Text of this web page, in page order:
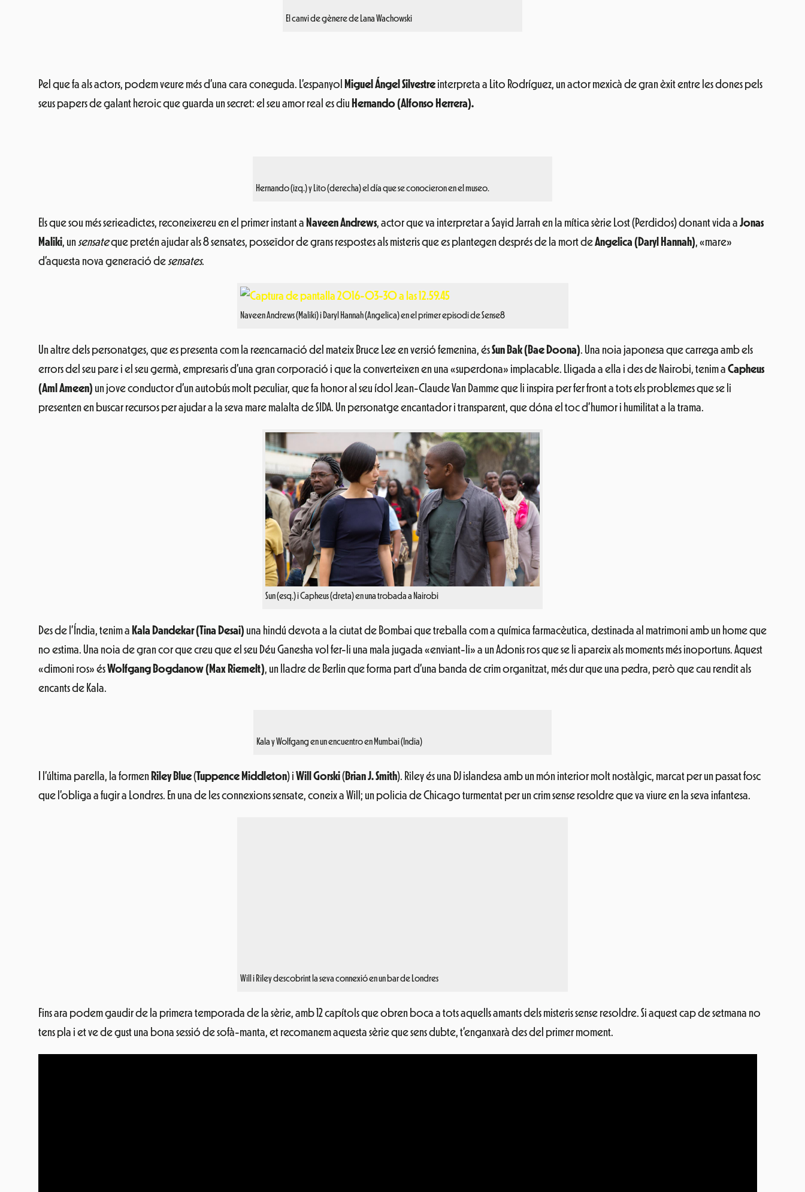
El canvi de gènere de Lana Wachowski
Pel que fa als actors, podem veure més d’una cara coneguda. L’espanyol Miguel Ángel Silvestreinterpreta a Lito Rodríguez, un actor mexicà de gran èxit entre les dones pels
seus papers de galant heroic que guarda un secret: el seu amor real es diu Hernando (Alfonso Herrera).
Hernando (izq.) y Lito (derecha) el día que se conocieron en el museo.
Els que sou més serieadictes, reconeixereu en el primer instant a Naveen Andrews, actor que va interpretar a Sayid Jarrah en la mítica sèrie Lost (Perdidos) donant vida a Jonas
Maliki, unsensateque pretén ajudar als 8 sensates, posseïdor de grans respostes als misteris que es plantegen després de la mort deAngelica (Daryl Hannah), «mare»
d’aquesta nova generació desensates.
Naveen Andrews (Maliki) i Daryl Hannah (Angelica) en el primer episodi de Sense8
Un altre dels personatges, que es presenta com la reencarnació del mateix Bruce Lee en versió femenina, ésSun Bak (Bae Doona). Una noia japonesa que carrega amb els
errors del seu pare i el seu germà, empresaris d’una gran corporació i que la converteixen en una «superdona» implacable. Lligada a ella i des de Nairobi, tenim a Capheus
(Aml Ameen) un jove conductor d’un autobús molt peculiar, que fa honor al seu ídol Jean-Claude Van Damme que li inspira per fer front a tots els problemes que se li
presenten en buscar recursos per ajudar a la seva mare malalta de SIDA. Un personatge encantador i transparent, que dóna el toc d’humor i humilitat a la trama.
Sun (esq.) i Capheus (dreta) en una trobada a Nairobi
Des de l’Índia, tenim a Kala Dandekar (Tina Desai) una hindú devota a la ciutat de Bombai que treballa com a química farmacèutica, destinada al matrimoni amb un home que
no estima. Una noia de gran cor que creu que el seu Déu Ganesha vol fer-li una mala jugada «enviant-li» a un Adonis ros que se li apareix als moments més inoportuns. Aquest
«dimoni ros» ésWolfgang Bogdanow (Max Riemelt), un lladre de Berlin que forma part d’una banda de crim organitzat, més dur que una pedra, però que cau rendit als
encants de Kala.
Kala y Wolfgang en un encuentro en Mumbai (India)
I l’última parella, la formen Riley Blue(Tuppence Middleton) i Will Gorski( Brian J. Smith). Riley és una DJ islandesa amb un món interior molt nostàlgic, marcat per un passat fosc
que l’obliga a fugir a Londres. En una de les connexions sensate, coneix a Will; un policia de Chicago turmentat per un crim sense resoldre que va viure en la seva infantesa.
Will i Riley descobrint la seva connexió en un bar de Londres
Fins ara podem gaudir de la primera temporada de la sèrie, amb 12 capítols que obren boca a tots aquells amants dels misteris sense resoldre. Si aquest cap de setmana no
tens pla i et ve de gust una bona sessió de sofà-manta, et recomanem aquesta sèrie que sens dubte, t’enganxarà des del primer moment.